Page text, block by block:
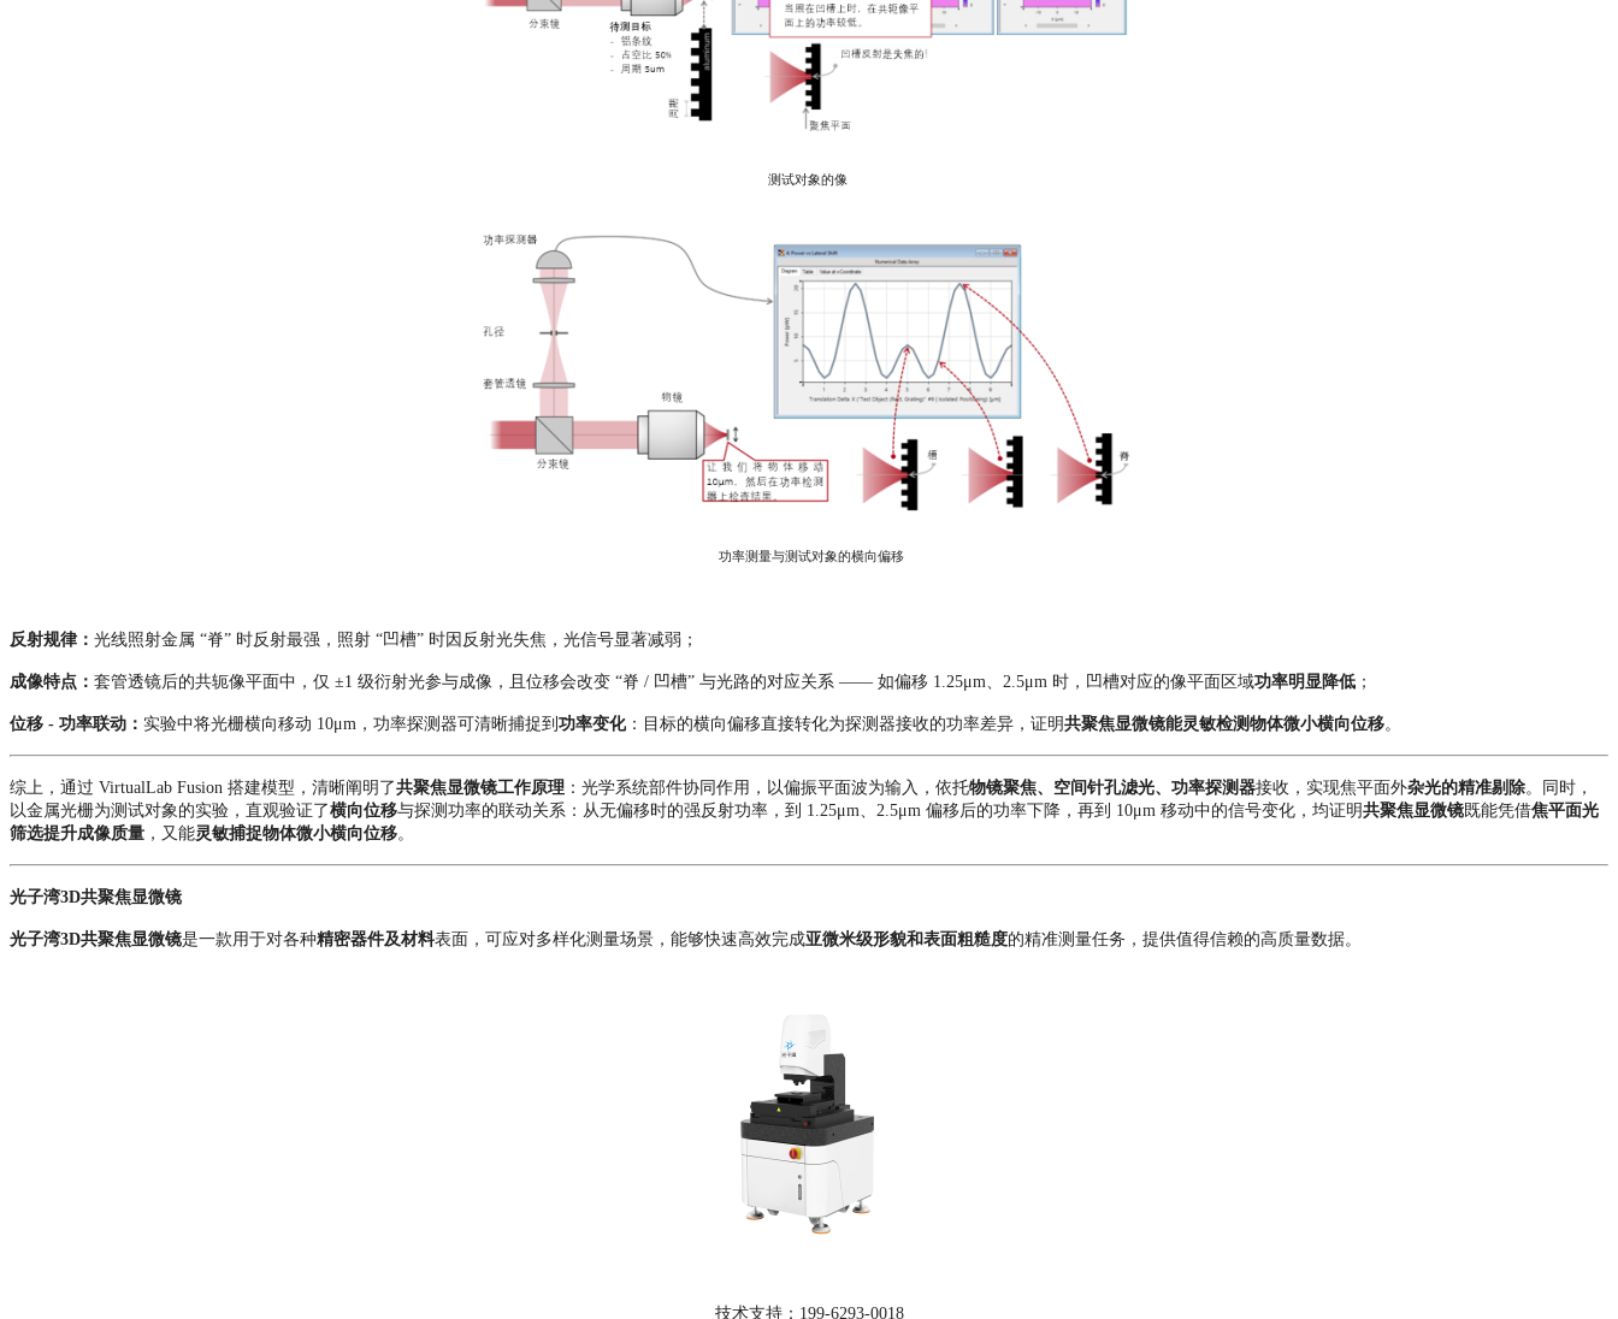
测试对象的像
功率测量与测试对象的横向偏移
反射规律： 光线照射金属 “脊” 时反射最强，照射 “凹槽” 时因反射光失焦， 光信号显著减弱；
成像特点： 套管透镜后的共轭像平面中，仅 ±1 级衍射光参与成像，且位移会改变 “脊 / 凹槽” 与光路的对应关系 —— 如偏移 1.25μm、2.5μm 时，凹槽对应的像平面区域功率明显降低 ；
位移 - 功率联动： 实验中将光栅横向移动 10μm，功率探测器可清晰捕捉到 功率变化 ：目标的横向偏移直接转化为探测器接收的功率差异 ，证明共聚焦显微镜能灵敏检测物体微小横向位移。
综上，通过 VirtualLab Fusion 搭建模型，清晰阐明了共聚焦显微镜工作原理 ： 光学系统部件协同作用 ， 以偏振平面波为输入，依托物镜聚焦、空间针孔滤光、功率探测器接收，实现焦平面外杂光的精准剔除。
同时，
以金属光栅为测试对象的实验，直观验证了横向位移与探测功率的联动关系：从无偏移时的强反射功率，到 1.25μm、2.5μm 偏移后的功率下降，再到 10μm 移动中的信号变化，均证明共聚焦显微镜既能凭借焦平面光
筛选提升成像质量 ，又能灵敏捕捉物体微小横向位移。
光子湾3D共聚焦显微镜
光子湾3D共聚焦显微镜是一款用于对各种精密器件及材料表面，可应对多样化测量场景，能够快速高效完成亚微米级形貌和表面粗糙度的精准测量任务，提供值得信赖的高质量数据。
技术支持：199-6293-0018